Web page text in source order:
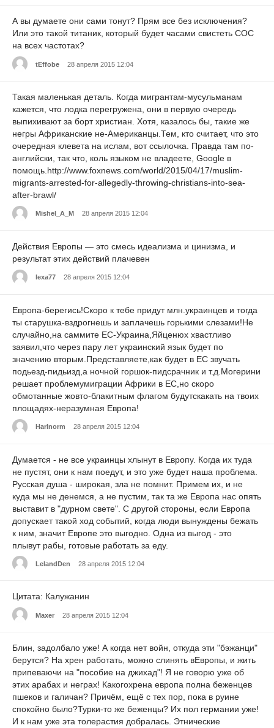
А вы думаете они сами тонут? Прям все без исключения?
Или это такой титаник, который будет часами свистеть СОС
на всех частотах?
tEffobe 28 апреля 2015 12:04
Такая маленькая деталь. Когда мигрантам-мусульманам
кажется, что лодка перегружена, они в первую очередь
выпихивают за борт христиан. Хотя, казалось бы, такие же
негры Африканские не-Американцы.Тем, кто считает, что это
очередная клевета на ислам, вот ссылочка. Правда там по-
английски, так что, коль языком не владеете, Google в
помощь.http://www.foxnews.com/world/2015/04/17/muslim-
migrants-arrested-for-allegedly-throwing-christians-into-sea-
after-brawl/
Mishel_A_M 28 апреля 2015 12:04
Действия Европы — это смесь идеализма и цинизма, и
результат этих действий плачевен
lexa77 28 апреля 2015 12:04
Европа-берегись!Скоро к тебе придут млн.украинцев и тогда
ты старушка-вздрогнешь и заплачешь горькими слезами!Не
случайно,на саммите ЕС-Украина,Яйценюх хвастливо
заявил,что через пару лет украинский язык будет по
значению вторым.Представляете,как будет в ЕС звучать
подьезд-пидьизд,а ночной горшок-пидсрачник и т.д.Могерини
решает проблемумиграции Африки в ЕС,но скоро
обмотанные жовто-блакитным флагом будутскакать на твоих
площадях-неразумная Европа!
HarInorm 28 апреля 2015 12:04
Думается - не все украинцы хлынут в Европу. Когда их туда
не пустят, они к нам поедут, и это уже будет наша проблема.
Русская душа - широкая, зла не помнит. Примем их, и не
куда мы не денемся, а не пустим, так та же Европа нас опять
выставит в "дурном свете". С другой стороны, если Европа
допускает такой ход событий, когда люди вынуждены бежать
к ним, значит Европе это выгодно. Одна из выгод - это
плывут рабы, готовые работать за еду.
LelandDen 28 апреля 2015 12:04
Цитата: Калужанин
Maxer 28 апреля 2015 12:04
Блин, задолбало уже! А когда нет войн, откуда эти "бэжанци"
берутся? На хрен работать, можно слинять вЕвропы, и жить
припеваючи на "пособие на джихад"! Я не говорю уже об
этих арабах и неграх! Какогохрена европа полна беженцев
пшеков и галичан? Причём, ещё с тех пор, пока в руине
спокойно было?Турки-то же беженцы? Их пол германии уже!
И к нам уже эта толерастия добралась. Этнические